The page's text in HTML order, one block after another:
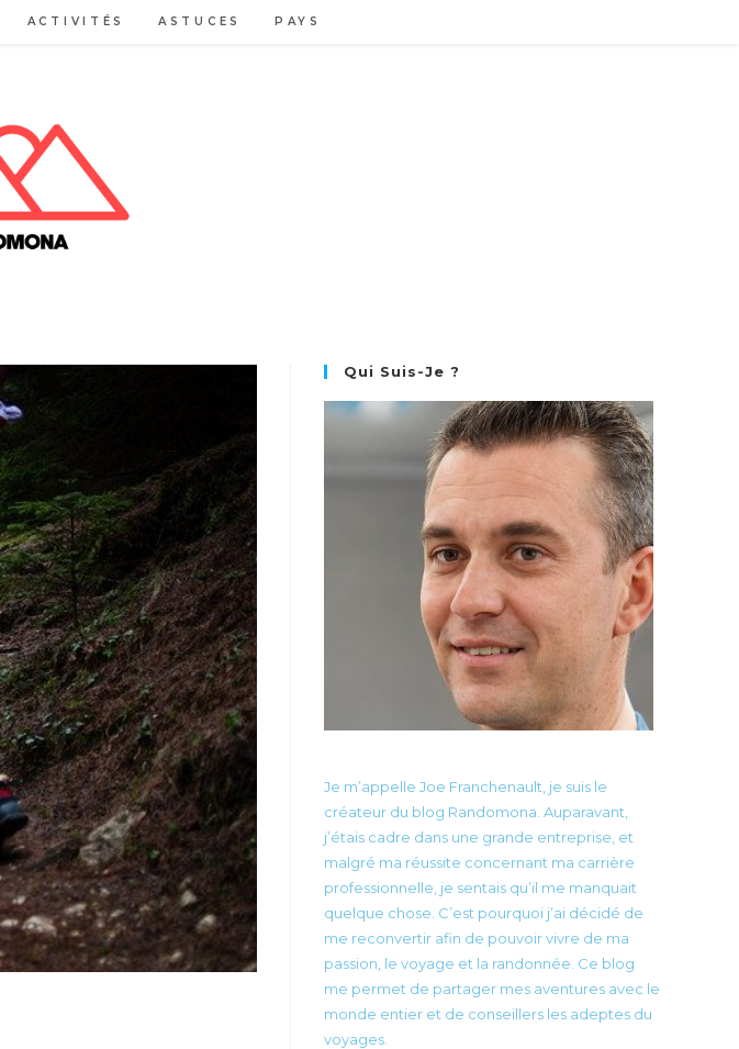
ACTIVITÉS ASTUCES PAYS
Qui Suis-Je ?
Je m’appelle Joe Franchenault, je suis le
créateur du blog Randomona. Auparavant,
j’étais cadre dans une grande entreprise, et
malgré ma réussite concernant ma carrière
professionnelle, je sentais qu’il me manquait
quelque chose. C’est pourquoi j’ai décidé de
me reconvertir afin de pouvoir vivre de ma
passion, le voyage et la randonnée. Ce blog
me permet de partager mes aventures avec le
monde entier et de conseillers les adeptes du
voyages.